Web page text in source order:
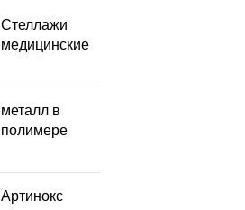
Стеллажи
медицинские
металл в
полимере
Артинокс